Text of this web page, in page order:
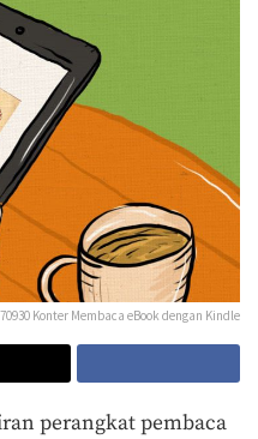
Konter Membaca eBook dengan Kindle
perangkat pembaca